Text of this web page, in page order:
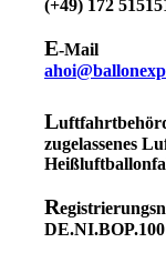
(+49) 172
E-Mail
L
zugelassenes
R
DE.NI.BOP.100